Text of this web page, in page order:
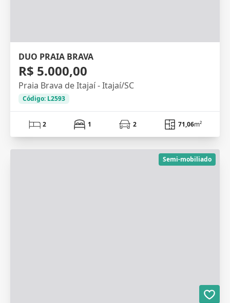
DUO PRAIA BRAVA
R$ 5.000,00
Praia Brava de Itajaí - Itajaí/SC
Código: L2593
2 1 2 71,06m²
Semi-mobiliado